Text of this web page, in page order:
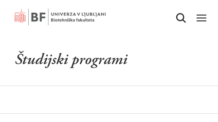
Odpri iskalnik
Odpri
Študijski programi